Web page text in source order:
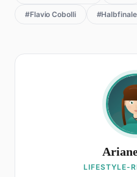
#Flavio Cobolli #Halbfinale
LIFESTYLE-